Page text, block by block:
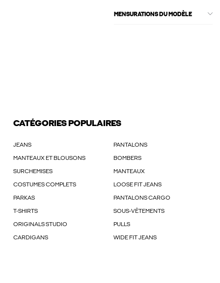
MENSURATIONS DU MODÈLE
CATÉGORIES POPULAIRES
JEANS PANTALONS
MANTEAUX ET BLOUSONS BOMBERS
SURCHEMISES MANTEAUX
COSTUMES COMPLETS LOOSE FIT JEANS
PARKAS PANTALONS CARGO
T-SHIRTS SOUS-VÊTEMENTS
ORIGINALS STUDIO PULLS
CARDIGANS WIDE FIT JEANS